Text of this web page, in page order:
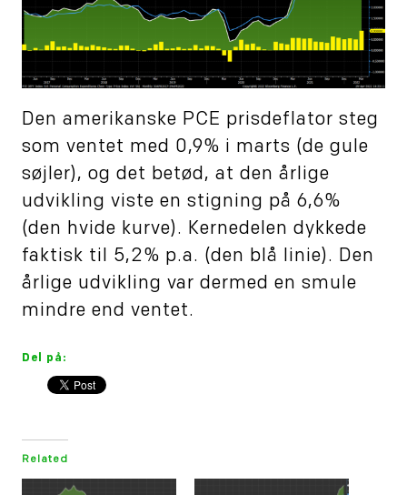
Den amerikanske PCE prisdeflator steg
som ventet med 0,9% i marts (de gule
søjler), og det betød, at den årlige
udvikling viste en stigning på 6,6%
(den hvide kurve). Kernedelen dykkede
faktisk til 5,2% p.a. (den blå linie). Den
årlige udvikling var dermed en smule
mindre end ventet.
Del på:
Related